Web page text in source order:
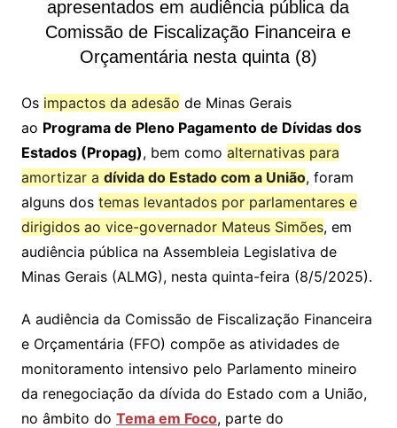
apresentados em audiência pública da
Comissão de Fiscalização Financeira e
Orçamentária nesta quinta (8)
Os impactos da adesão de Minas Gerais
ao Programa de Pleno Pagamento de Dívidas dos
Estados (Propag), bem como alternativas para
amortizar a dívidado Estado com a União, foram
alguns dos temas levantados por parlamentares e
dirigidos ao vice-governador Mateus Simões, em
audiência pública na Assembleia Legislativa de
Minas Gerais (ALMG), nesta quinta-feira (8/5/2025).
A audiência da Comissão de Fiscalização Financeira
e Orçamentária (FFO) compõe as atividades de
monitoramento intensivo pelo Parlamento mineiro
da renegociação da dívida do Estado com a União,
no âmbito do Tema em Foco, parte do